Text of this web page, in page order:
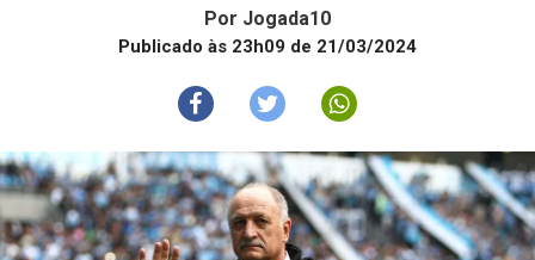
Por Jogada10
Publicado às 23h09 de 21/03/2024